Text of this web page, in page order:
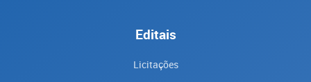
Editais
Licitações